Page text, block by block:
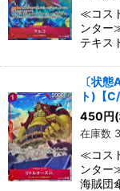
≪コス
ンタ
テキス
〔状
ト)【
450円
在庫数
≪コス
ンタ
海賊団